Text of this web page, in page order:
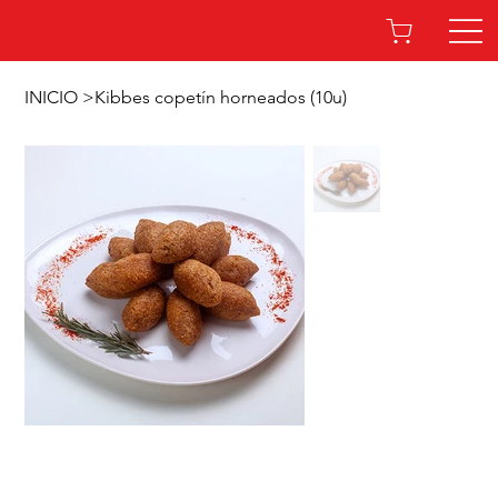
INICIO >Kibbes copetín horneados (10u)